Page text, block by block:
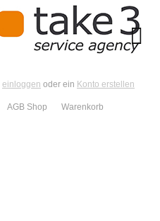
einloggen oder ein Konto erstellen
AGB Shop Warenkorb